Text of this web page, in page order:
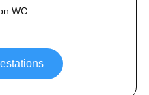
WC